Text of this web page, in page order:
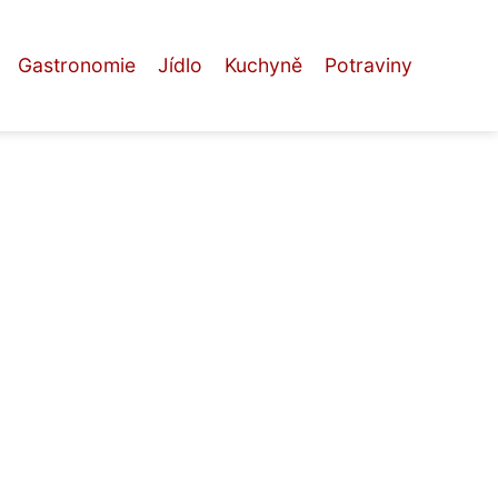
Gastronomie Jídlo Kuchyně Potraviny